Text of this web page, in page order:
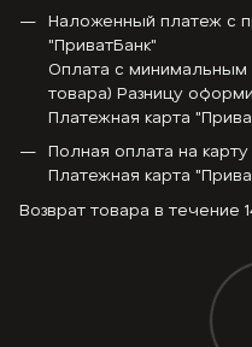
Наложенный платеж с
"ПриватБанк"
Оплата с минимальным
товара) Разницу
Платежная карта
Полная оплата на
Платежная карта
Возврат товара в течение